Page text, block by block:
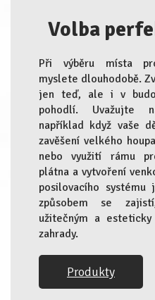
Volba
Při výběru místa
myslete dlouhodobě.
jen teď, ale i v
pohodlí. Uvažujte
například když vaše
zavěšení velkého
nebo využití rámu
plátna a vytvoření
posilovacího systému
způsobem se
užitečným a
zahrady.
Produkty